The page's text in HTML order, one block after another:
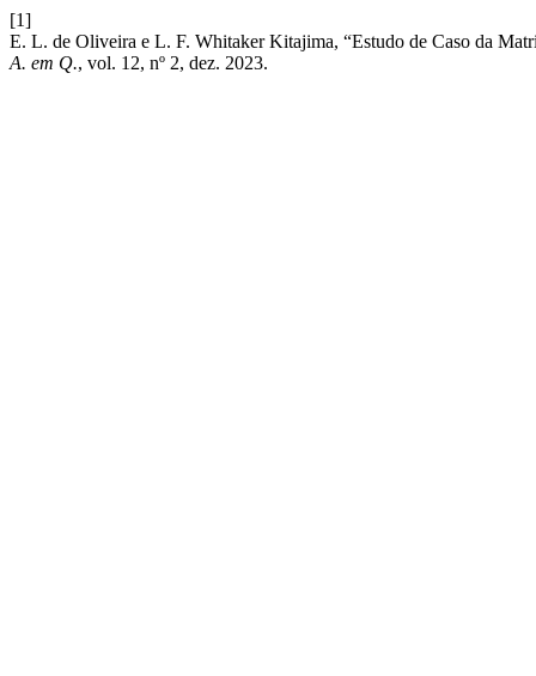
[1]
E. L. de Oliveira e L. F. Whitaker Kitajima, “Estudo de Caso da
A. em Q., vol. 12, nº 2, dez. 2023.